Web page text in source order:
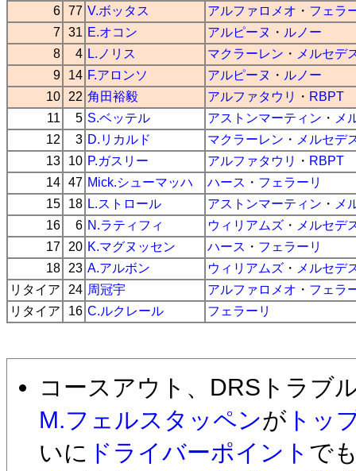
6 77 V.ボッタス アルファロメオ ・ フェラ
7 31 E.オコン アルピーヌ ・ ルノー
8
4 L.ノリス マクラーレン ・ メルセデ
9
14 F.アロンソ アルピーヌ ・ ルノー
10
22 角田裕毅 アルファタウリ ・ RBPT
11
5 S.ベッテル アストンマーティン ・ メ
12
3 D.リカルド マクラーレン ・ メルセデ
13
10 P.ガスリー アルファタウリ ・ RBPT
14 47 Mick.シューマッハ ハース ・ フェラーリ
15
18 L.ストロール アストンマーティン ・ メ
16
6 N.ラティフィ ウィリアムズ ・ メルセデ
17
20 K.マグヌッセン ハース ・ フェラーリ
18
23 A.アルボン ウィリアムズ ・ メルセデ
リタイア
24 周冠宇 アルファロメオ ・ フェラ
リタイア
16 C.ルクレール フェラーリ
コースアウト、DRSトラブ
M.フェルスタッペンが トッ
いに ドライバーポイント で